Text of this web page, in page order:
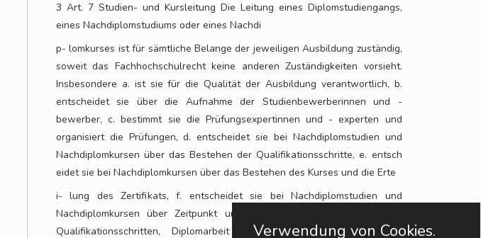
3 Art. 7 Studien- und Kursleitung Die Leitung eines Diplomstudiengangs,
eines Nachdiplomstudiums oder eines Nachdi
p- lomkurses ist für sämtliche Belange der jeweiligen Ausbildung zuständig,
soweit das Fachhochschulrecht keine anderen Zuständigkeiten vorsieht.
Insbesondere a. ist sie für die Qualität der Ausbildung verantwortlich, b.
entscheidet sie über die Aufnahme der Studienbewerberinnen und -
bewerber, c. bestimmt sie die Prüfungsexpertinnen und - experten und
organisiert die Prüfungen, d. entscheidet sie bei Nachdiplomstudien und
Nachdiplomkursen über das Bestehen der Qualifikationsschritte, e. entsch
eidet sie bei Nachdiplomkursen über das Bestehen des Kurses und die Erte
i- lung des Zertifikats, f. entscheidet sie bei Nachdiplomstudien und
Nachdiplomkursen über Zeitpunkt und Umfang der Wiederholung von
Qualifikationsschritten, Diplomarbeit oder Diplom- pro jekt sowie
Verwendung von Cookies.